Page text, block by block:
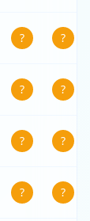
? ?
? ?
? ?
? ?